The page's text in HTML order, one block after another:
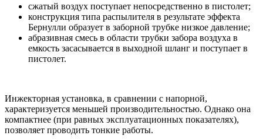
сжатый воздух поступает непосредственно в пистолет;
конструкция типа распылителя в результате эффекта
Бернулли образует в заборной трубке низкое давление;
абразивная смесь в области трубки забора воздуха в
емкость засасывается в выходной шланг и поступает в
пистолет.
Инжекторная установка, в сравнении с напорной,
характеризуется меньшей производительностью. Однако она
компактнее (при равных эксплуатационных показателях),
позволяет проводить тонкие работы.